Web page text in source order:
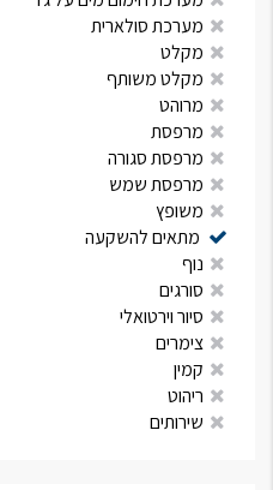
מערכת סולארית
מקלט
מקלט משותף
מרוהט
מרפסת
מרפסת סגורה
מרפסת שמש
משופץ
מתאים להשקעה
נוף
סורגים
סיור וירטואלי
צימרים
קמין
ריהוט
שירותים